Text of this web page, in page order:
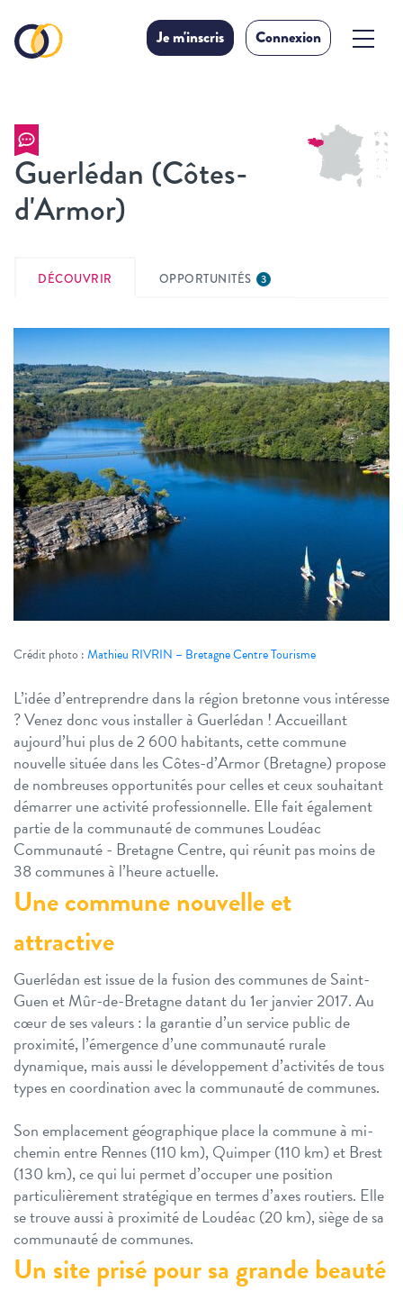
Je m'inscris Connexion
Guerlédan (Côtes-
d'Armor)
DÉCOUVRIR OPPORTUNITÉS 3
Crédit photo :Mathieu RIVRIN – Bretagne Centre Tourisme
L’idée d’entreprendre dans la région bretonne vous intéresse
? Venez donc vous installer à Guerlédan ! Accueillant
aujourd’hui plus de 2 600 habitants, cette commune
nouvelle située dans les Côtes-d’Armor (Bretagne) propose
de nombreuses opportunités pour celles et ceux souhaitant
démarrer une activité professionnelle. Elle fait également
partie de la communauté de communes Loudéac
Communauté - Bretagne Centre, qui réunit pas moins de
38 communes à l’heure actuelle.
Une commune nouvelle et
attractive
Guerlédan est issue de la fusion des communes de Saint-
Guen et Mûr-de-Bretagne datant du 1er janvier 2017. Au
cœur de ses valeurs : la garantie d’un service public de
proximité, l’émergence d’une communauté rurale
dynamique, mais aussi le développement d’activités de tous
types en coordination avec la communauté de communes.
Son emplacement géographique place la commune à mi-
chemin entre Rennes (110 km), Quimper (110 km) et Brest
(130 km), ce qui lui permet d’occuper une position
particulièrement stratégique en termes d’axes routiers. Elle
se trouve aussi à proximité de Loudéac (20 km), siège de sa
communauté de communes.
Un site prisé pour sa grande beauté